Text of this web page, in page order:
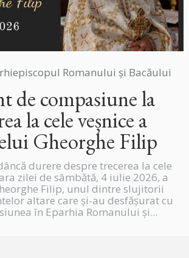
Romanului și Bacăului
de compasiune la
la cele veșnice a
Gheorghe Filip
durere despre trecerea la cele
zilei de sâmbătă, 4 iulie 2026, a
Filip, unul dintre slujitorii
altare care și-au desfășurat cu
în Eparhia Romanului și...